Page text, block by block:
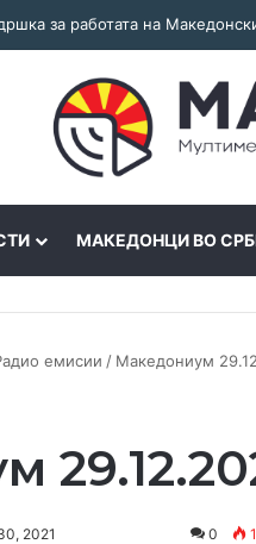
МАКЕДОНЦИ ВО
емисии / Македониум
2021 0